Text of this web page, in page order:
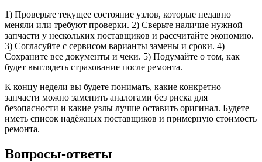
1) Проверьте текущее состояние узлов, которые недавно
меняли или требуют проверки. 2) Сверьте наличие нужной
запчасти у нескольких поставщиков и рассчитайте экономию.
3) Согласуйте с сервисом варианты замены и сроки. 4)
Сохраните все документы и чеки. 5) Подумайте о том, как
будет выглядеть страхование после ремонта.
К концу недели вы будете понимать, какие конкретно
запчасти можно заменить аналогами без риска для
безопасности и какие узлы лучше оставить оригинал. Будете
иметь список надёжных поставщиков и примерную стоимость
ремонта.
Вопросы-ответы